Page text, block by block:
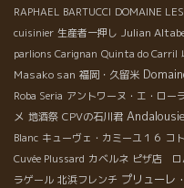
RAPHAEL BARTUCCI DOMAINE
cuisinier 生産者一押し Julian
parlions Carignan Quinta do Carril
Masako san 福岡・久留米
Roba Seria アントワーヌ・エ・ロー
メ 地酒祭 CPVの石川君 Andalousie
Blanc キューヴェ・カミーユ１６ コ
Cuvée Plussard カベルネ ピザ店 ロ
ラゲール 北浜フレンチ プリューレ